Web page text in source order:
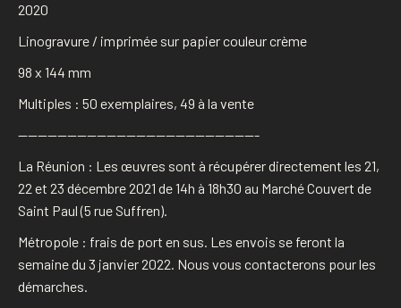
à
la
#1
2020
Linogravure / imprimée sur papier couleur crème
98 x 144 mm
Multiples : 50 exemplaires, 49 à la vente
————————————————————————-
La Réunion : Les œuvres sont à récupérer directement les 21,
22 et 23 décembre 2021 de 14h à 18h30 au Marché Couvert de
Saint Paul (5 rue Suffren).
Métropole : frais de port en sus. Les envois se feront la
semaine du 3 janvier 2022. Nous vous contacterons pour les
démarches.